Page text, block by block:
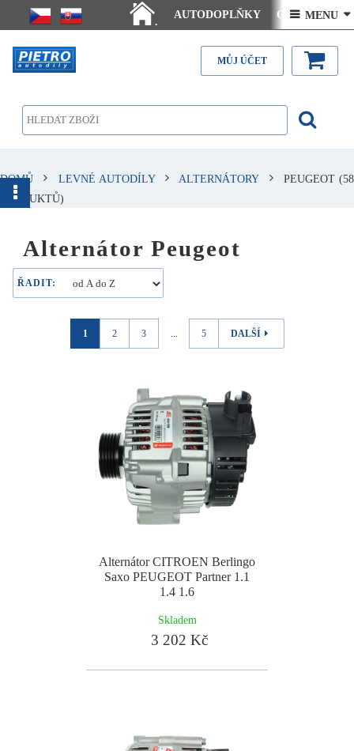
.
AUTODOPLŇKY Ceny doručení
Články - návody Kontakt
 MENU 
MŮJ ÚČET
DOMŮ LEVNÉ AUTODÍLY ALTERNÁTORY PEUGEOT(58
PRODUKTŮ)
Alternátor Peugeot
ŘADIT:
1 2 3 ... 5 DALŠÍ
Alternátor CITROEN Berlingo
Saxo PEUGEOT Partner 1.1
1.4 1.6
Skladem
3 202 Kč